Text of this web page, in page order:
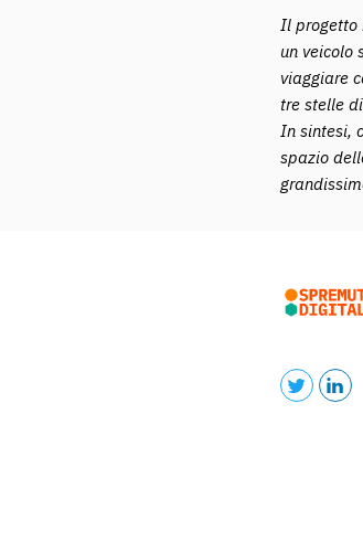
Il progetto
un veicolo
viaggiare
tre stelle
In sintesi,
spazio